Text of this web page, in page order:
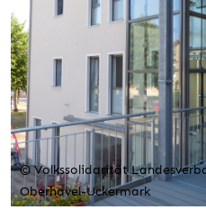
© Volkssolidarität
Oberhavel-Uckermark